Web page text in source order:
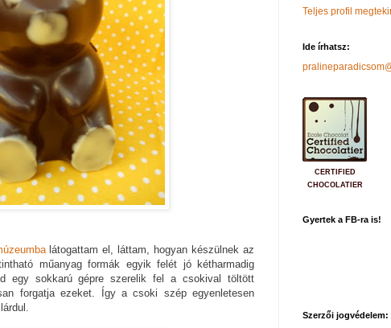
látogattam el, láttam, hogyan készülnek az
műanyag formák egyik felét jó kétharmadig
egy sokkarú gépre szerelik fel a csokival töltött
forgatja ezeket. Így a csoki szép egyenletesen
Teljes profil
Ide írhatsz:
CERTIFIED
CHOCOLATIER
Gyertek a FB-ra is!
Szerzői jogvédelem: